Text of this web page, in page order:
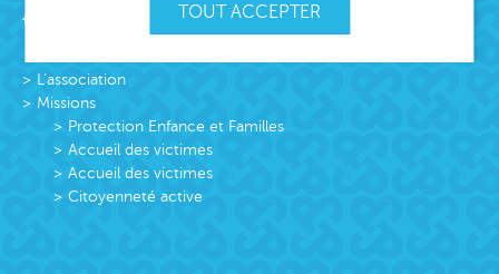
Acteur de lien social
L’association
Missions
Protection Enfance et Familles
Accueil des victimes
Accueil des victimes
Citoyenneté active
TOUT ACCEPTER